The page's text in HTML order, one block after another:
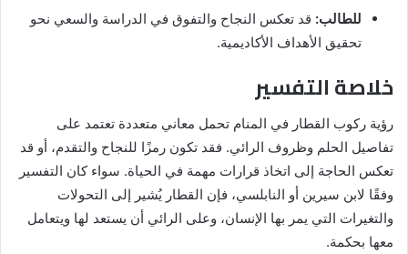
للطالب: قد تعكس النجاح والتفوق في الدراسة والسعي نحو
تحقيق الأهداف الأكاديمية.
خلاصة التفسير
رؤية ركوب القطار في المنام تحمل معاني متعددة تعتمد على
تفاصيل الحلم وظروف الرائي. فقد تكون رمزًا للنجاح والتقدم، أو قد
تعكس الحاجة إلى اتخاذ قرارات مهمة في الحياة. سواء كان التفسير
وفقًا لابن سيرين أو النابلسي، فإن القطار يُشير إلى التحولات
والتغيرات التي يمر بها الإنسان، وعلى الرائي أن يستعد لها ويتعامل
معها بحكمة.